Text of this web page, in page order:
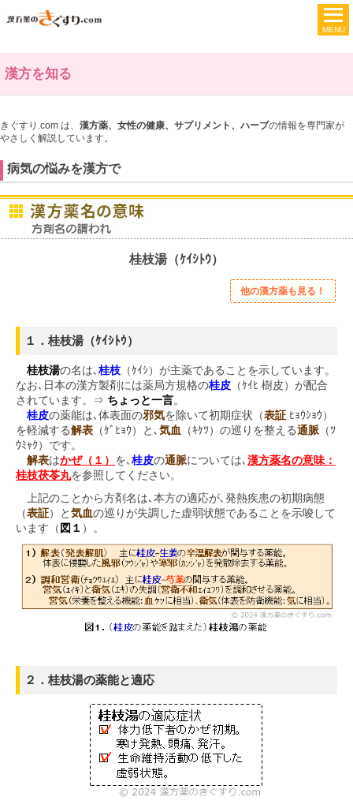
漢方を知る
きぐすり.com は、 漢方薬、女性の健康、サプリメント、ハーブの情報を専門家が
やさしく解説しています。
病気の悩みを漢方で
桂枝湯（ｹｲｼﾄｳ）
他の漢方薬も見る！
１．桂枝湯（ｹｲｼﾄｳ）
桂枝湯の名は､ 桂枝 （ｹｲｼ）が主薬であることを示しています。
なお､日本の漢方製剤には薬局方規格の桂皮 （ｹｲﾋ 樹皮）が配合
されています。⇒ ちょっと一言。
桂皮の薬能は､体表面の邪気を除いて初期症状（表証 ﾋｮｳｼｮｳ）
を軽減する解表 （ｹﾞﾋｮｳ）と､ 気血 （ｷｹﾂ）の巡りを整える通脈（ﾂ
ｳﾐｬｸ）です。
解表はかぜ（１） を､ 桂皮の通脈については､ 漢方薬名の意味：
桂枝茯苓丸を参照してください。
上記のことから方剤名は､本方の適応が､発熱疾患の初期病態
（表証）と 気血の巡りが失調した虚弱状態であることを示唆して
います（ 図１ ）。
２．桂枝湯の薬能と適応